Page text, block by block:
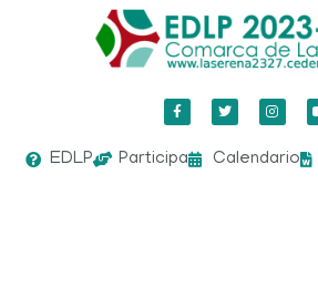
EDLP Participa Calendario